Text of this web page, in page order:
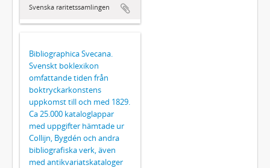
Svenska raritetssamlingen
Bibliographica Svecana.
Svenskt boklexikon
omfattande tiden från
boktryckarkonstens
uppkomst till och med 1829.
Ca 25.000 kataloglappar
med uppgifter hämtade ur
Collijn, Bygdén och andra
bibliografiska verk, även
med antikvariatskataloger